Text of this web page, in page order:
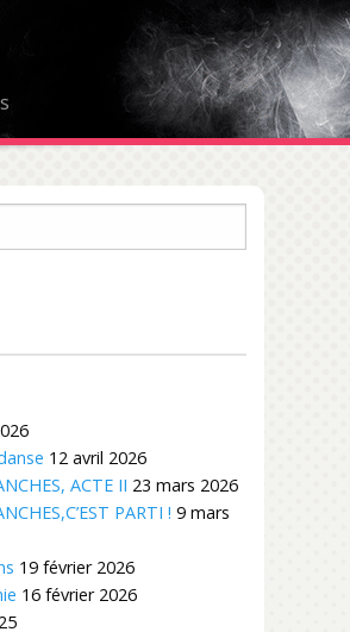
12 avril 2026
ACTE II 23 mars 2026
PARTI ! 9 mars
19 février 2026
16 février 2026